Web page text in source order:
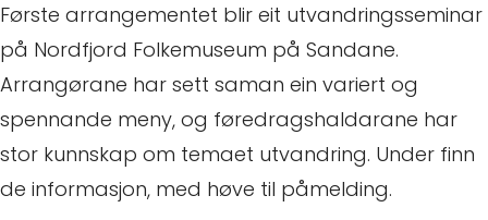
Første arrangementet blir eit utvandringsseminar
på Nordfjord Folkemuseum på Sandane.
Arrangørane har sett saman ein variert og
spennande meny, og føredragshaldarane har
stor kunnskap om temaet utvandring. Under finn
de informasjon, med høve til påmelding.